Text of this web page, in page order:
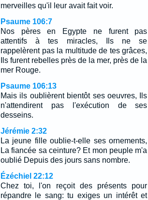
merveilles qu'il leur avait fait voir.
Psaume 106:7
Nos pères en Egypte ne furent pas
attentifs à tes miracles, Ils ne se
rappelèrent pas la multitude de tes grâces,
Ils furent rebelles près de la mer, près de la
mer Rouge.
Psaume 106:13
Mais ils oublièrent bientôt ses oeuvres, Ils
n'attendirent pas l'exécution de ses
desseins.
Jérémie 2:32
La jeune fille oublie-t-elle ses ornements,
La fiancée sa ceinture? Et mon peuple m'a
oublié Depuis des jours sans nombre.
Ézéchiel 22:12
Chez toi, l'on reçoit des présents pour
répandre le sang: tu exiges un intérêt et